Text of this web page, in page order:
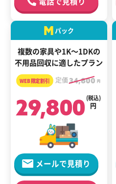
M パック
複数の家具や1K～1DKの
不用品回収に適したプラン
定価34,800 円
29,800 円
(税込)
メールで見積り